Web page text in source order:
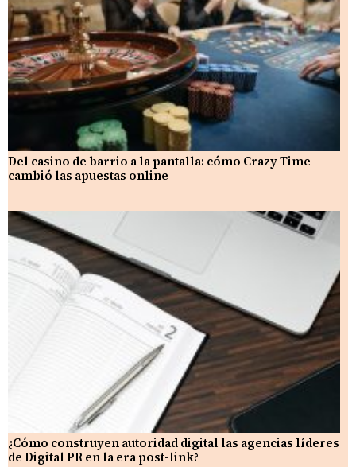
Del casino de barrio a la pantalla: cómo Crazy Time
cambió las apuestas online
¿Cómo construyen autoridad digital las agencias líderes
de Digital PR en la era post-link?